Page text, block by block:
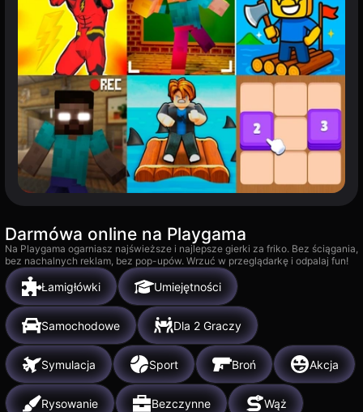
Darmówa online na Playgama
Na Playgama ogarniasz najświeższe i najlepsze gierki za friko. Bez ściągania,
bez nachalnych reklam, bez pop-upów. Wrzuć w przeglądarkę i odpalaj fun!
Łamigłówki Umiejętności
Samochodowe Dla 2 Graczy
Symulacja Sport Broń Akcja
Rysowanie Bezczynne Wąż